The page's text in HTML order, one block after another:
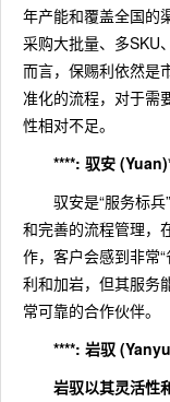
年产能和覆盖全国的
采购大批量、多SKU
而言，保赐利依然是
准化的流程，对于需
性相对不足。
****: 驭安
驭安是“服务标
和完善的流程管理，
作，客户会感到非常
利和加岩，但其服务
常可靠的合作伙伴。
****: 岩驭
岩驭以其灵活性